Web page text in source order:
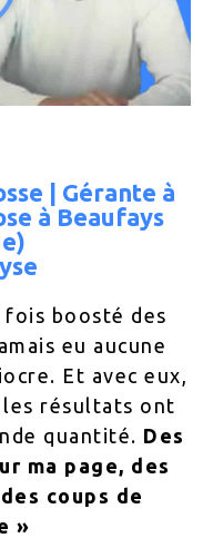
| Gérante à
à Beaufays
fois boosté des
eu aucune
Et avec eux,
les résultats ont
quantité. Des
ma page, des
coups de
»